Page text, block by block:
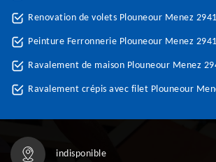
Renovation de volets Plouneour Menez
Peinture Ferronnerie Plouneour Menez
Ravalement de maison Plouneour Menez
Ravalement crépis avec filet Plouneour
indisponible